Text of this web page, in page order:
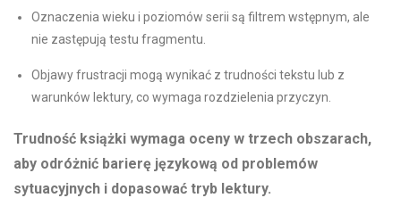
Oznaczenia wieku i poziomów serii są filtrem wstępnym, ale
nie zastępują testu fragmentu.
Objawy frustracji mogą wynikać z trudności tekstu lub z
warunków lektury, co wymaga rozdzielenia przyczyn.
Trudność książki wymaga oceny w trzech obszarach,
aby odróżnić barierę językową od problemów
sytuacyjnych i dopasować tryb lektury.